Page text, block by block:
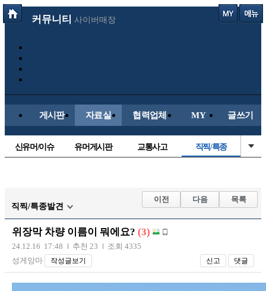
커뮤니티 사이버매장
게시판 자료실 협력업체 MY 글쓰기
신유머/이슈 유머게시판 교통사고 직찍/특종
자유사진 군사/무기
트럭/버스 항공/해운/철도
장착시공사진
직찍/특종발견
이전 다음 목록
위장막 차량 이름이 뭐에요? (3)
24.12.16 17:48 추천 23
조회 4335
성게앙마
작성글보기 신고 댓글